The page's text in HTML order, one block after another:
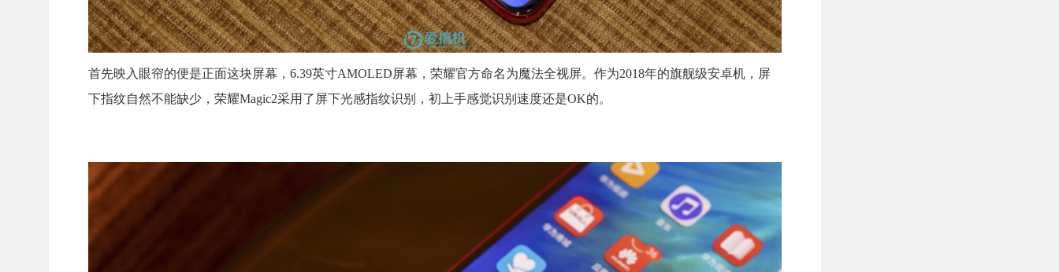
首先映入眼帘的便是正面这块屏幕，6.39英寸AMOLED屏幕，荣耀官方命名为魔法全视屏。作为2018年的旗舰级安卓机，屏
下指纹自然不能缺少，荣耀Magic2采用了屏下光感指纹识别，初上手感觉识别速度还是OK的。